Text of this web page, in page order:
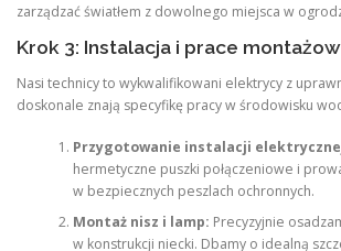
zarządzać światłem z dowolnego miejsca w
Krok 3: Instalacja i prace
Nasi technicy to wykwalifikowani elektrycy z
doskonale znają specyfikę pracy w środowisku
Przygotowanie instalacji
hermetyczne puszki połączeniowe i
w bezpiecznych peszlach ochronnych.
Montaż nisz i lamp: Precyzyjnie
w konstrukcji niecki. Dbamy o idealną